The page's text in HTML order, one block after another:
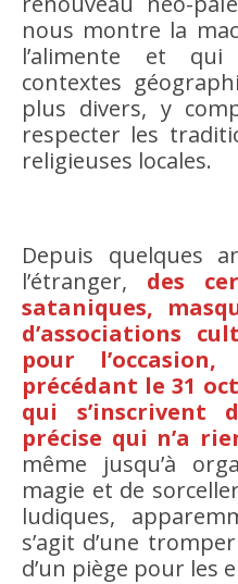
nous montre la
l’alimente et qui
contextes
plus divers, y
respecter les
religieuses locales.
Depuis quelques
l’étranger, des
sataniques,
d’associations
pour
précédant le 31
qui s’inscrivent
précise qui n’a
même jusqu’à
magie et de
ludiques,
s’agit d’une
d’un piège pour les